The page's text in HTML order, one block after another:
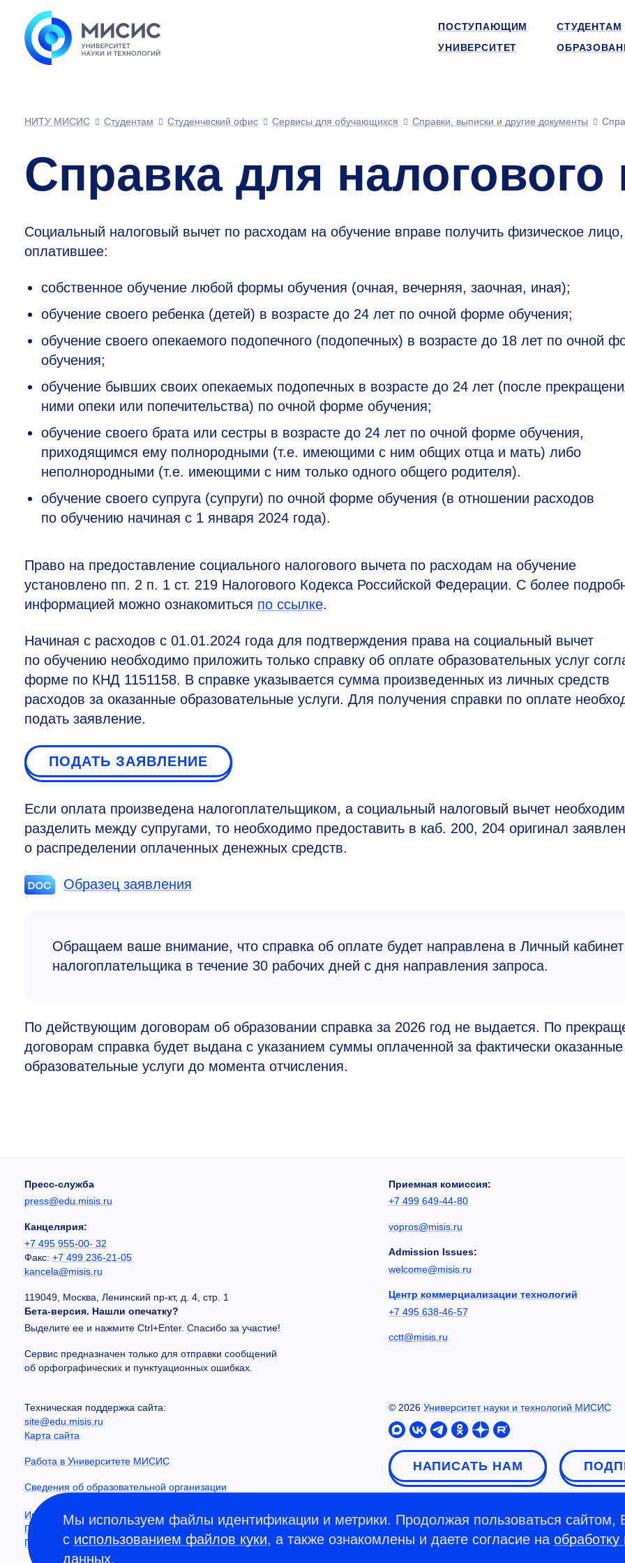
ПОСТУПАЮЩИМ СТУДЕНТАМ
УНИВЕРСИТЕТ
НИТУ МИСИС Студентам Студенческий офис Сервисы для обучающихся Справки, выписки и другие документы
Справка для налогового
Социальный налоговый вычет по расходам на обучение вправе получить физическое лицо,
оплатившее:
собственное обучение любой формы обучения (очная, вечерняя, заочная, иная);
обучение своего ребенка (детей) в возрасте до 24 лет по очной форме обучения;
обучение своего опекаемого подопечного (подопечных) в возрасте до 18 лет по очной
обучения;
обучение бывших своих опекаемых подопечных в возрасте до 24 лет (после
ними опеки или попечительства) по очной форме обучения;
обучение своего брата или сестры в возрасте до 24 лет по очной форме обучения,
приходящимся ему полнородными (т.е. имеющими с ним общих отца и мать) либо
неполнородными (т.е. имеющими с ним только одного общего родителя).
обучение своего супруга (супруги) по очной форме обучения (в отношении расходов
по обучению начиная с 1 января 2024 года).
Право на предоставление социального налогового вычета по расходам на обучение
установлено пп. 2 п. 1 ст. 219 Налогового Кодекса Российской Федерации. С более
информацией можно ознакомиться по ссылке.
Начиная с расходов с 01.01.2024 года для подтверждения права на социальный вычет
по обучению необходимо приложить только справку об оплате образовательных услуг
форме по КНД 1151158. В справке указывается сумма произведенных из личных средств
расходов за оказанные образовательные услуги. Для получения справки по оплате
подать заявление.
ПОДАТЬ ЗАЯВЛЕНИЕ
Если оплата произведена налогоплательщиком, а социальный налоговый вычет
разделить между супругами, то необходимо предоставить в каб. 200, 204 оригинал
о распределении оплаченных денежных средств.
Образец заявления
Обращаем ваше внимание, что справка об оплате будет направлена в Личный кабинет
налогоплательщика в течение 30 рабочих дней с дня направления запроса.
По действующим договорам об образовании справка за 2026 год не выдается. По
договорам справка будет выдана с указанием суммы оплаченной за фактически оказанные
образовательные услуги до момента отчисления.
Пресс-служба
press@edu.misis.ru
Канцелярия:
+7 495 955-00- 32
Факс: +7 499 236-21-05
kancela@misis.ru
119049, Москва, Ленинский пр-кт, д. 4, стр. 1
Бета-версия. Нашли опечатку?
Выделите ее и нажмите Ctrl+Enter. Спасибо за участие!
Сервис предназначен только для отправки сообщений
об орфографических и пунктуационных ошибках.
Приемная комиссия:
+7 499 649-44-80
vopros@misis.ru
Admission Issues:
welcome@misis.ru
Центр коммерциализации технологий
+7 495 638-46-57
cctt@misis.ru
Техническая поддержка сайта:
site@edu.misis.ru
Карта сайта
Работа в Университете МИСИС
Сведения об образовательной организации
Информация о закупках
Противодействие коррупции
Политика конфиденциальности
© 2026 Университет науки и технологий МИСИС
НАПИСАТЬ НАМ
Мы используем файлы идентификации и метрики. Продолжая пользоваться сайтом,
с использованием файлов куки, а также ознакомлены и даете согласие на
данных.